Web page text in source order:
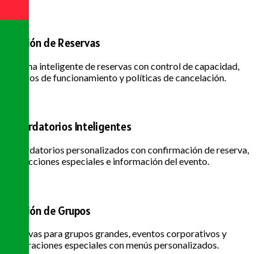
Gestión de Reservas
Sistema inteligente de reservas con control de capacidad,
horarios de funcionamiento y políticas de cancelación.
Recordatorios Inteligentes
Recordatorios personalizados con confirmación de reserva,
instrucciones especiales e información del evento.
Gestión de Grupos
Reservas para grupos grandes, eventos corporativos y
celebraciones especiales con menús personalizados.